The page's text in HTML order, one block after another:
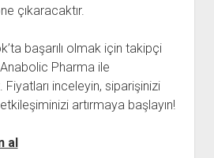
çıkaracaktır.
başarılı olmak için takipçi
Pharma ile
Fiyatları inceleyin, siparişinizi
artırmaya başlayın!
al